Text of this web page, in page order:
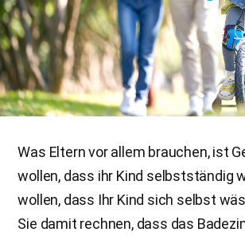
Was Eltern vor allem brauchen, ist
wollen, dass ihr Kind selbstständig
wollen, dass Ihr Kind sich selbst
Sie damit rechnen, dass das